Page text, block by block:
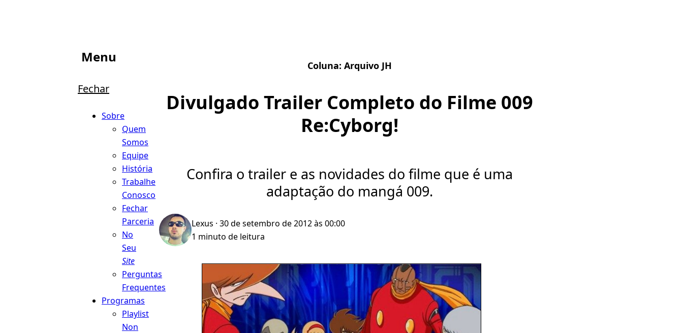
Menu
Fechar
Sobre
Quem
Somos
Equipe
História
Trabalhe
Conosco
Fechar
Parceria
No
Seu
Site
Perguntas
Frequentes
Programas
Playlist
Non
Coluna: Arquivo JH
Divulgado Trailer Completo do Filme 009
Re:Cyborg!
Confira o trailer e as novidades do filme que é uma
adaptação do mangá 009.
Lexus · 30 de setembro de 2012 às 00:00
1 minuto de leitura